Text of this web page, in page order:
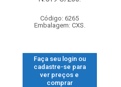
Código: 6265
Embalagem: CXS.
Faça seu login ou
cadastre-se para
ver preços e
comprar